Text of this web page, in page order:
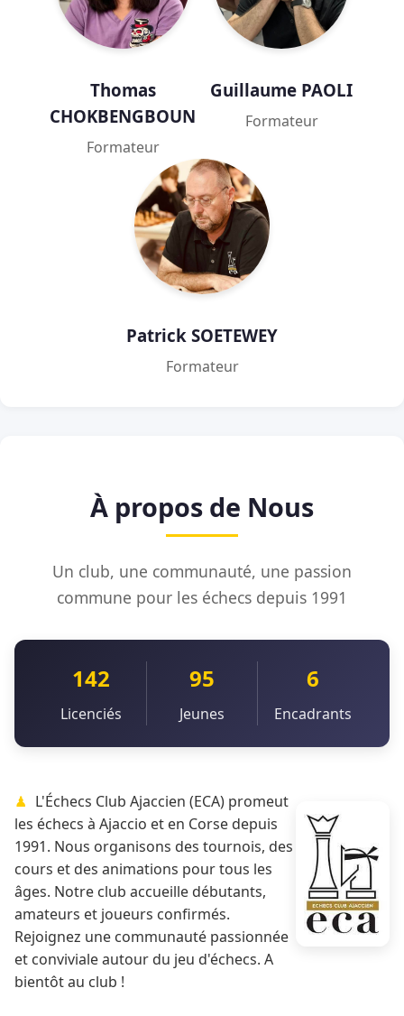
Thomas
CHOKBENGBOUN
Formateur
Guillaume PAOLI
Formateur
Patrick SOETEWEY
Formateur
À propos de Nous
Un club, une communauté, une passion
commune pour les échecs depuis 1991
142
Licenciés
95
Jeunes
6
Encadrants
L'Échecs Club Ajaccien (ECA) promeut
les échecs à Ajaccio et en Corse depuis
1991. Nous organisons des tournois, des
cours et des animations pour tous les
âges. Notre club accueille débutants,
amateurs et joueurs confirmés.
Rejoignez une communauté passionnée
et conviviale autour du jeu d'échecs. A
bientôt au club !